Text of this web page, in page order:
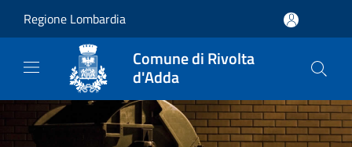
Regione Lombardia
Comune di Rivolta
d'Adda